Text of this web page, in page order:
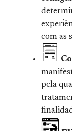
com as
pela